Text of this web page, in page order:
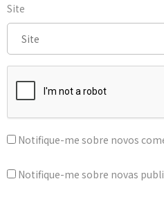
Site
Notifique-me sobre novos
Notifique-me sobre novas